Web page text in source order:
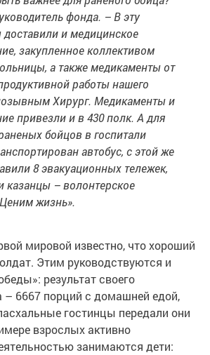
фонда. – В эту
и медицинское
закупленное коллективом
а также медикаменты от
работы нашего
Хирург. Медикаменты и
привезли и в 430 полк. А для
бойцов в госпитали
автобус, с этой же
8 эвакуационных тележек,
казанцы – волонтерское
жизнь».
мировой известно, что хороший
Этим руководствуются и
результат своего
– 6667 порций с домашней едой,
гостинцы передали они
взрослых активно
занимаются дети: